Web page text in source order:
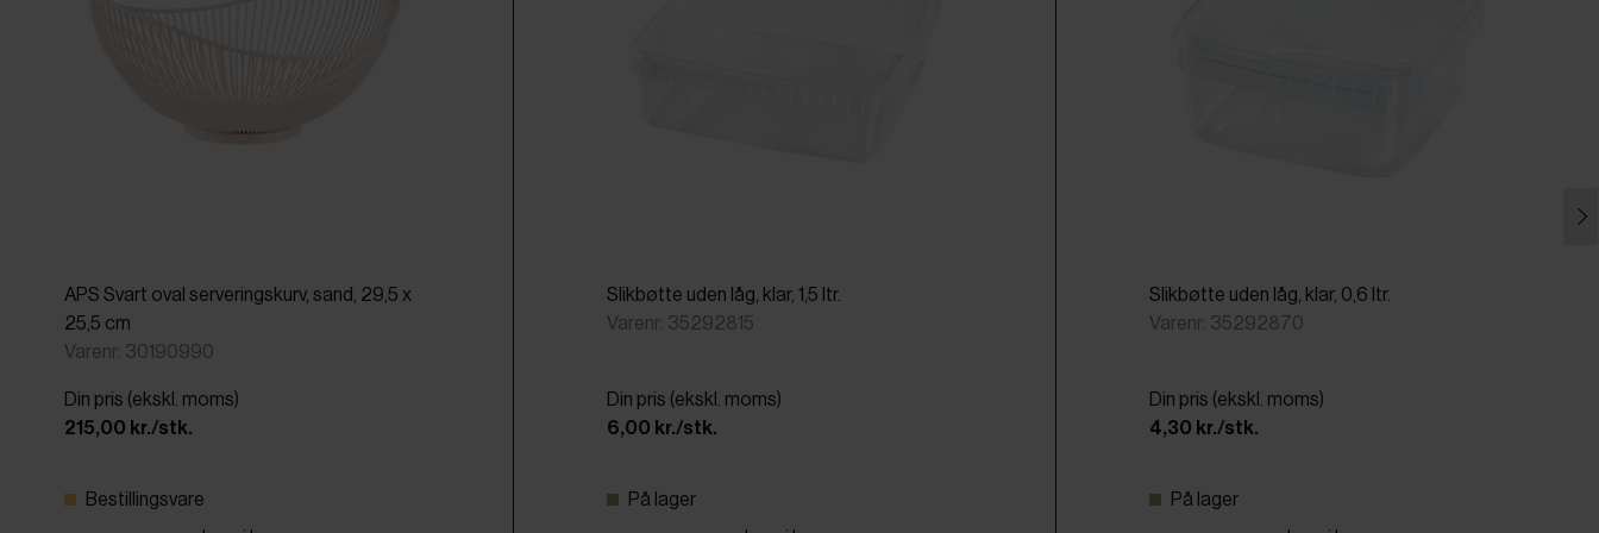
APS Svart oval serveringskurv, sand, 29,5 x
25,5 cm
Varenr: 30190990
Din pris (ekskl. moms)
215,00 kr./stk.
Bestillingsvare
Slikbøtte uden låg, klar, 1,5 ltr.
Varenr: 35292815
Din pris (ekskl. moms)
6,00 kr./stk.
På lager
Slikbøtte uden låg, klar, 0,6 ltr.
Varenr: 35292870
Din pris (ekskl. moms)
4,30 kr./stk.
På lager